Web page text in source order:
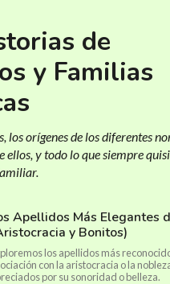
de
y Familias
los orígenes de los diferentes
ellos, y todo lo que siempre
Apellidos Más Elegantes
y Bonitos)
los apellidos más
con la aristocracia o la
por su sonoridad o belleza.